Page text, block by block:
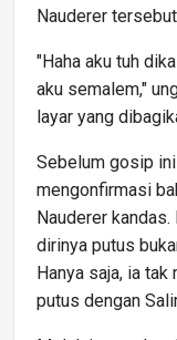
Nauderer
"Haha aku tuh
aku semalem,"
layar yang
Sebelum gosip
mengonfirmasi
Nauderer
dirinya putus
Hanya saja, ia
putus dengan